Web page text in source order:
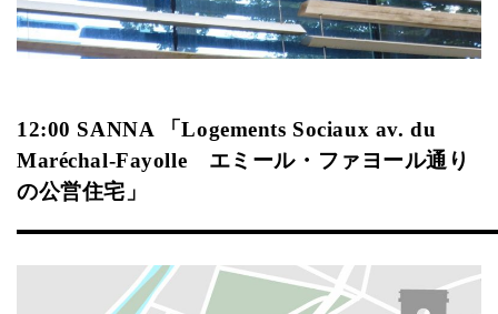
12:00 SANNA 「Logements Sociaux av. du
Maréchal-Fayolle エミール・ファヨール通り
の公営住宅」